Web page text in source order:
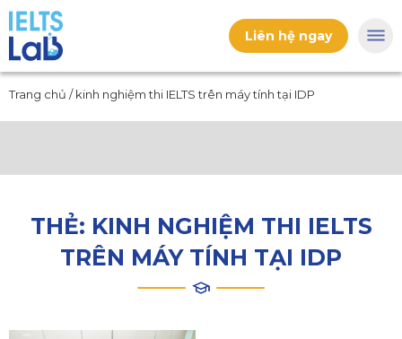
Liên hệ ngay
Trang chủ /kinh nghiệm thi IELTS trên máy tính tại IDP
THẺ: KINH NGHIỆM THI IELTS
TRÊN MÁY TÍNH TẠI IDP